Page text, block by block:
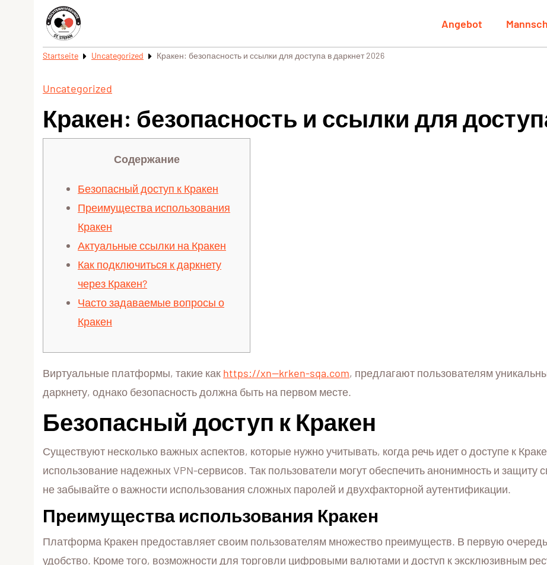
Angebot
Startseite Uncategorized Кракен: безопасность и ссылки для доступа в даркнет 2026
Uncategorized
Кракен: безопасность и ссылки для
Содержание
Безопасный доступ к Кракен
Преимущества использования
Кракен
Актуальные ссылки на Кракен
Как подключиться к даркнету
через Кракен?
Часто задаваемые вопросы о
Кракен
Виртуальные платформы, такие как https://xn--krken-sqa.com, предлагают пользователям
даркнету, однако безопасность должна быть на первом месте.
Безопасный доступ к Кракен
Существуют несколько важных аспектов, которые нужно учитывать, когда речь идет о доступе к
использование надежных VPN-сервисов. Так пользователи могут обеспечить анонимность и защиту
не забывайте о важности использования сложных паролей и двухфакторной аутентификации.
Преимущества использования Кракен
Платформа Кракен предоставляет своим пользователям множество преимуществ. В первую очередь
удобство. Кроме того, возможности для торговли цифровыми валютами и доступ к эксклюзивным